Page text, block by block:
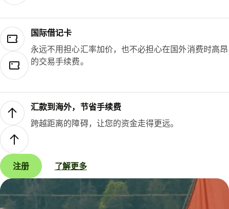
国际借记卡
永远不用担心汇率加价，也不必担心在国外消费时高昂
的交易手续费。
汇款到海外，节省手续费
跨越距离的障碍，让您的资金走得更远。
注册 了解更多